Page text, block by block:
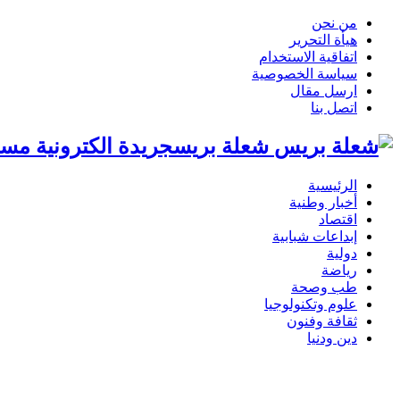
من نحن
هيأة التحرير
اتفاقية الاستخدام
سياسة الخصوصية
ارسل مقال
اتصل بنا
شعلة بريسجريدة الكترونية
الرئيسية
أخبار وطنية
اقتصاد
إبداعات شبابية
دولية
رياضة
طب وصحة
علوم وتكنولوجيا
ثقافة وفنون
دين ودنيا